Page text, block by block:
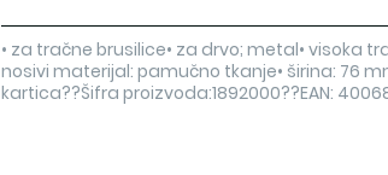
• za tračne brusilice• za drvo; metal• visoka
nosivi materijal: pamučno tkanje• širina: 76
kartica??Šifra proizvoda:1892000??EAN: